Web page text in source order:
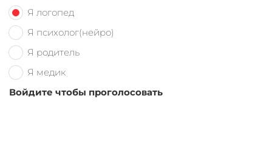
Я логопед
Я психолог(нейро)
Я родитель
Я медик
Войдите чтобы проголосовать